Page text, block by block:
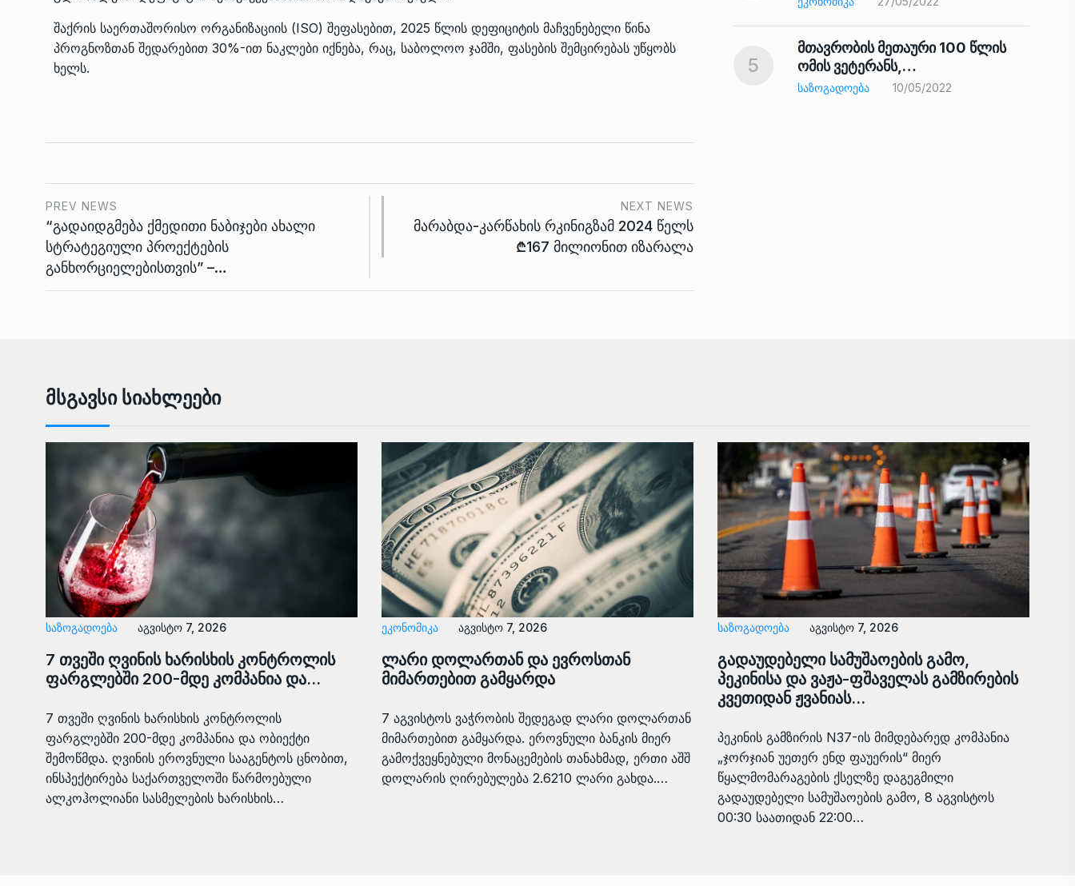
შაქრის საერთაშორისო ორგანიზაციის (ISO) შეფასებით, 2025 წლის დეფიციტის მაჩვენებელი წინა
პროგნოზთან შედარებით 30%-ით ნაკლები იქნება, რაც, საბოლოო ჯამში, ფასების შემცირებას უწყობს
ხელს.
PREV NEWS
“გადაიდგმება ქმედითი ნაბიჯები ახალი
სტრატეგიული პროექტების
განხორციელებისთვის” –…
NEXT NEWS
მარაბდა-კარწახის რკინიგზამ 2024 წელს
₾167 მილიონით იზარალა
ᲙᲣᲚᲢᲣᲠᲐ 13/05/2022
ᲙᲣᲚᲢᲣᲠᲐ 13/05/2022
ᲒᲐᲜᲐᲗᲚᲔᲑᲐ 15/05/2022
5
მთავრობის მეთაური 100 წლის
ომის ვეტერანს,…
ᲡᲐᲖᲝᲒᲐᲓᲝᲔᲑᲐ 10/05/2022
Მსგავსი Სიახლეები
ᲡᲐᲖᲝᲒᲐᲓᲝᲔᲑᲐ აგვისტო 7, 2026
7 თვეში ღვინის ხარისხის კონტროლის
ფარგლებში 200-მდე კომპანია და…
7 თვეში ღვინის ხარისხის კონტროლის
ფარგლებში 200-მდე კომპანია და ობიექტი
შემოწმდა. ღვინის ეროვნული სააგენტოს ცნობით,
ინსპექტირება საქართველოში წარმოებული
ალკოჰოლიანი სასმელების ხარისხის…
ᲔᲙᲝᲜᲝᲛᲘᲙᲐ აგვისტო 7, 2026
ლარი დოლართან და ევროსთან
მიმართებით გამყარდა
7 აგვისტოს ვაჭრობის შედეგად ლარი დოლართან
მიმართებით გამყარდა. ეროვნული ბანკის მიერ
გამოქვეყნებული მონაცემების თანახმად, ერთი აშშ
დოლარის ღირებულება 2.6210 ლარი გახდა.…
ᲡᲐᲖᲝᲒᲐᲓᲝᲔᲑᲐ აგვისტო 7, 2026
გადაუდებელი სამუშაოების გამო,
პეკინისა და ვაჟა-ფშაველას გამზირების
კვეთიდან ჟვანიას…
პეკინის გამზირის N37-ის მიმდებარედ კომპანია
„ჯორჯიან უეთერ ენდ ფაუერის“ მიერ
წყალმომარაგების ქსელზე დაგეგმილი
გადაუდებელი სამუშაოების გამო, 8 აგვისტოს
00:30 საათიდან 22:00…